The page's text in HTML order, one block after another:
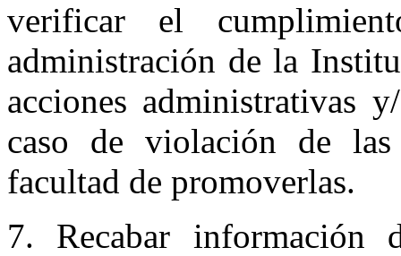
verificar el
administración de la
acciones administrativas
caso de violación de
facultad de promoverlas.
7. Recabar información